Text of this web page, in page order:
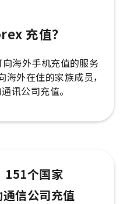
充值？
海外手机充值的服务
海外在住的家族成员，
讯公司充值。
151个国家
信公司充值